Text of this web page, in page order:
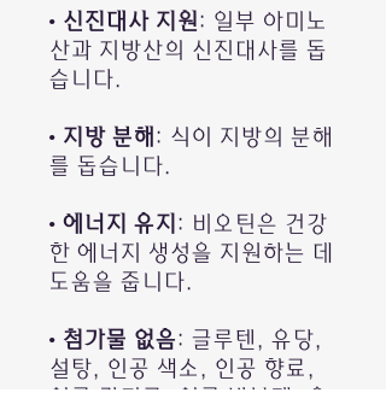
• 신진대사 지원: 일부 아미노
산과 지방산의 신진대사를 돕
습니다.
• 지방 분해 : 식이 지방의 분해
를 돕습니다.
• 에너지 유지 : 비오틴은 건강
한 에너지 생성을 지원하는 데
도움을 줍니다.
• 첨가물 없음: 글루텐, 유당,
설탕, 인공 색소, 인공 향료,